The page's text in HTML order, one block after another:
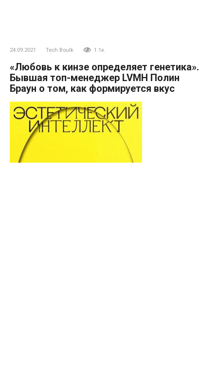
24.09.2021 Tech Boulk 1.1к.
«Любовь к кинзе определяет генетика».
Бывшая топ-менеджер LVMH Полин
Браун о том, как формируется вкус